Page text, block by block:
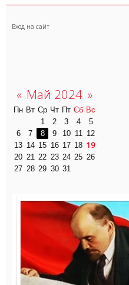
Вход на сайт
« Май 2024 »
Пн Вт Ср Чт Пт Сб Вс
1
2 3 4
5
6
7 8 9 10 11
12
13 14 15 16 17 18 19
20 21 22 23 24 25 26
27 28 29 30 31